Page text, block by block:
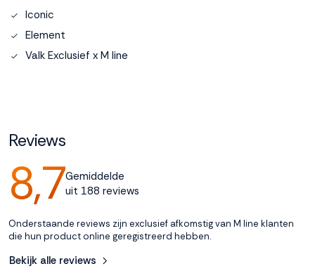
Iconic
Element
Valk Exclusief x M line
Reviews
8,7Gemiddelde
uit 188 reviews
Onderstaande reviews zijn exclusief afkomstig van M line klanten
die hun product online geregistreerd hebben.
Bekijk alle reviews